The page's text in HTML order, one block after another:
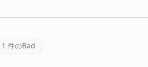
1 件のBad